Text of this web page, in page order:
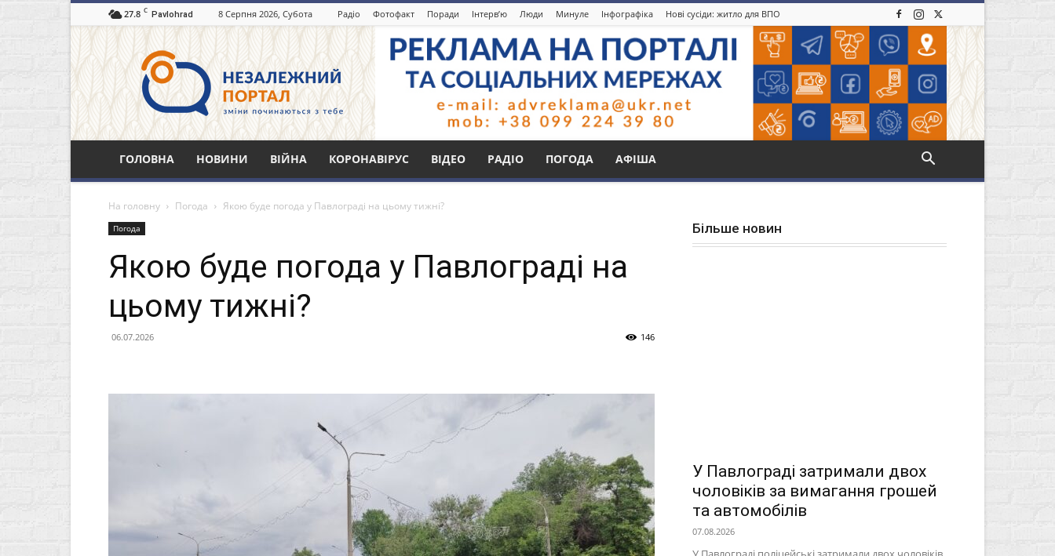
27.8 C Pavlohrad 8 Серпня 2026, Субота Радіо Фотофакт Поради Інтерв’ю Люди Минуле Інфографіка Нові сусіди: житло для ВПО
Незалежний
портал
Павлоград.dp.ua
ГОЛОВНА НОВИНИ ВІЙНА КОРОНАВІРУС ВІДЕО РАДІО ПОГОДА АФІША
На головну Погода Якою буде погода у Павлограді на цьому тижні?
Погода
Якою буде погода у Павлограді на
цьому тижні?
06.07.2026 146
Більше новин
У Павлограді затримали двох
чоловіків за вимагання грошей
та автомобілів
07.08.2026